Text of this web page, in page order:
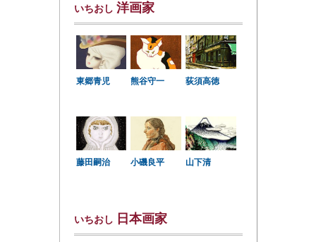
いちおし 洋画家
東郷青児 熊谷守一 荻須高徳
藤田嗣治 小磯良平 山下清
いちおし 日本画家